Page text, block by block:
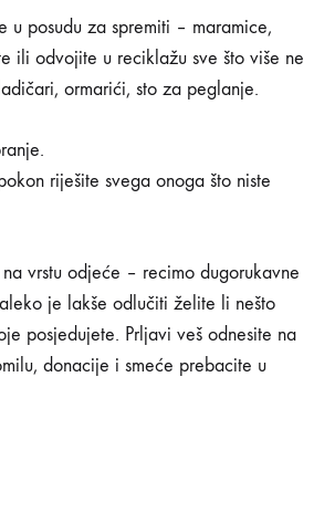
u posudu za spremiti – maramice,
ili odvojite u reciklažu sve što više ne
ormarići, sto za peglanje.
riješite svega onoga što niste
vrstu odjeće – recimo dugorukavne
je lakše odlučiti želite li nešto
posjedujete. Prljavi veš odnesite na
donacije i smeće prebacite u